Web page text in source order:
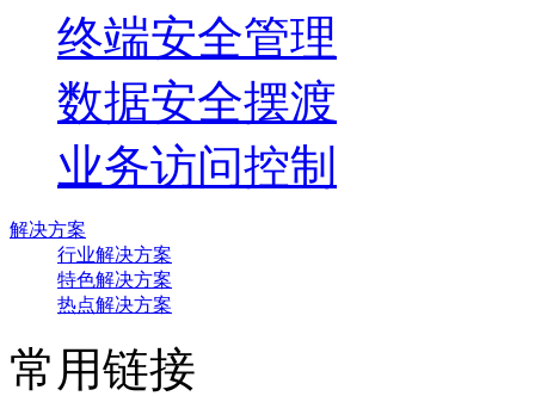
终端安全管理
数据安全摆渡
业务访问控制
解决方案
行业解决方案
特色解决方案
热点解决方案
常用链接